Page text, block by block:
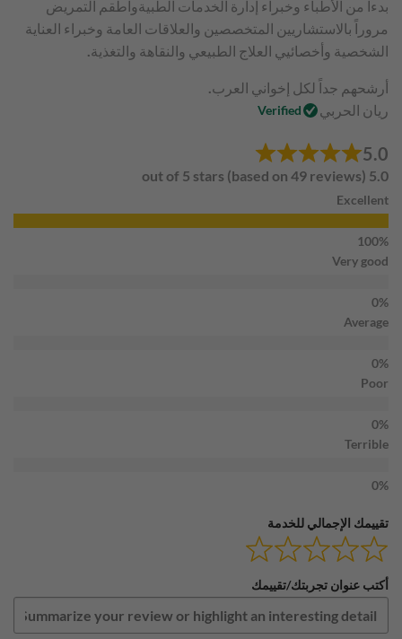
بدءاً من الأطباء وخبراء إدارة الخدمات الطبيةواطقم التمريض
مروراً بالاستشاريين المتخصصين والعلاقات العامة وخبراء العناية
الشخصية وأخصائيي العلاج الطبيعي والنقاهة والتغذية.
أرشحهم جداً لكل إخواني العرب.
ريان الحربي
Verified
5.0
5.0 out of 5 stars (based on 49 reviews)
Excellent
Very good
Average
Poor
Terrible
تقييمك الإجمالي للخدمة
أكتب عنوان تجربتك/تقييمك